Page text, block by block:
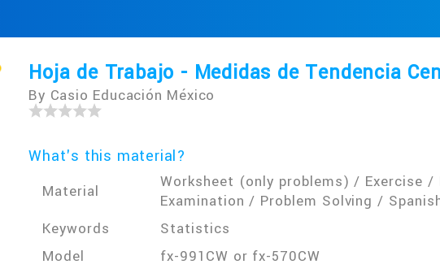
Hoja de Trabajo - Medidas de Tendencia
By Casio Educación México
What's this material?
Material
Worksheet (only problems) / Exercise
Examination / Problem Solving /
Keywords
Statistics
Model
fx-991CW or fx-570CW